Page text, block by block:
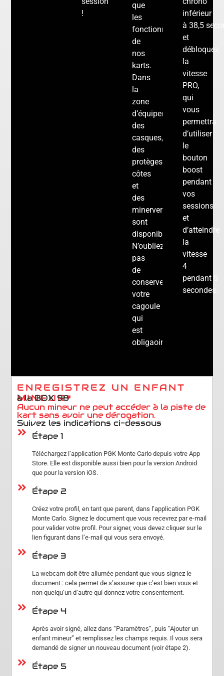
!
que
les
fonctionnalités
de
nos
karts.
Dans
la
zone
d’équipement,
des
casques,
des
protèges-
côtes
et
des
minervers
sont
disponibles.
N’oubliez
pas
de
conserver
votre
cagoule
qui
est
obligaoire.
inférieur
à 38,5
et
débloquez
la
vitesse
PRO,
qui
vous
permettra
d‘utiliser
le
bouton
boost
pendant
vos
sessions
et
d‘atteindre
la
vitesse
4
pendant
secondes.
ENREGISTREZ UN ENFANT
MINEUR*
à la BOX 98
Aucun mineur ne peut accéder à la piste de
kart sans avoir une dérogation.
Suivez les indications ci-dessous
Étape 1
Téléchargez l’application PGK Monte Carlo depuis votre App
Store. Elle est disponible aussi bien pour la version Android
que pour la version iOS.
Étape 2
Créez votre profil, en tant que parent, dans l’application PGK
Monte Carlo. Signez le document que vous recevrez par e-mail
pour valider votre profil. Pour signer, vous devez cliquer sur le
lien figurant dans l’e-mail qui vous sera envoyé.
Étape 3
La webcam doit être allumée pendant que vous signez le
document : cela permet de s’assurer que c’est bien vous et
non quelqu’un d’autre qui donnez votre consentement.
Étape 4
Après avoir signé, allez dans “Paramètres”, puis “Ajouter un
enfant mineur” et remplissez les champs requis. Il vous sera
demandé de signer un nouveau document (voir étape 2).
Étape 5